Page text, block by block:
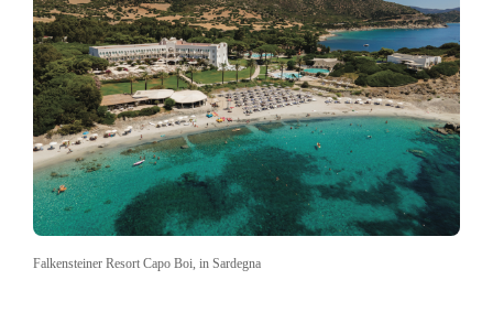
Falkensteiner Resort Capo Boi, in Sardegna